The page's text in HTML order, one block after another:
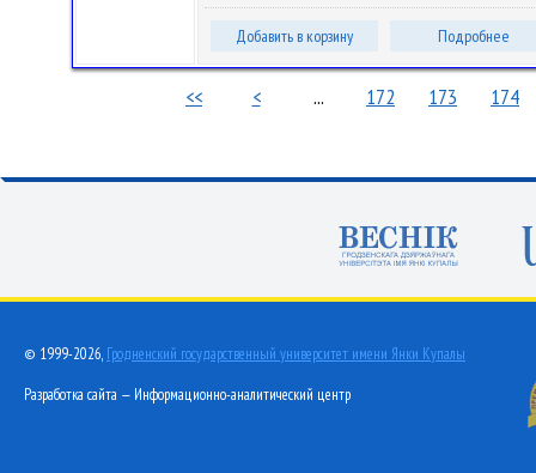
Добавить в корзину Подробнее
<< < ... 172 173 174
© 1999-2026, Гродненский государственный университет имени Янки Купалы
Разработка сайта — Информационно-аналитический центр